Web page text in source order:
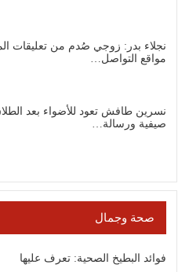
نجلاء بدر: زوجي صُدم من تعليقات
مواقع التواصل…
نسرين طافش تعود للأضواء بعد
صيفية ورسالة…
صحة وجمال
فوائد البطيخ الصحية: تعرف عليها